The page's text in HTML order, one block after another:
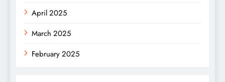
April 2025
March 2025
February 2025